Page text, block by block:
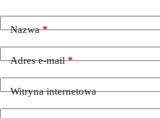
Nazwa*
Adres e-mail*
Witryna internetowa